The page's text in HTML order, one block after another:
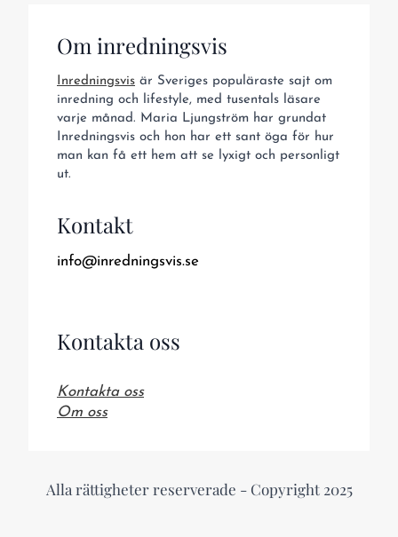
Om inredningsvis
Inredningsvis är Sveriges populäraste sajt om
inredning och lifestyle, med tusentals läsare
varje månad. Maria Ljungström har grundat
Inredningsvis och hon har ett sant öga för hur
man kan få ett hem att se lyxigt och personligt
ut.
Kontakt
info@inredningsvis.se
Kontakta oss
Kontakta oss
Om oss
Alla rättigheter reserverade - Copyright 2025